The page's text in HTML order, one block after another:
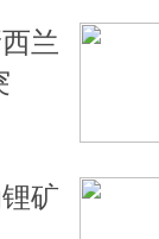
兰
矿